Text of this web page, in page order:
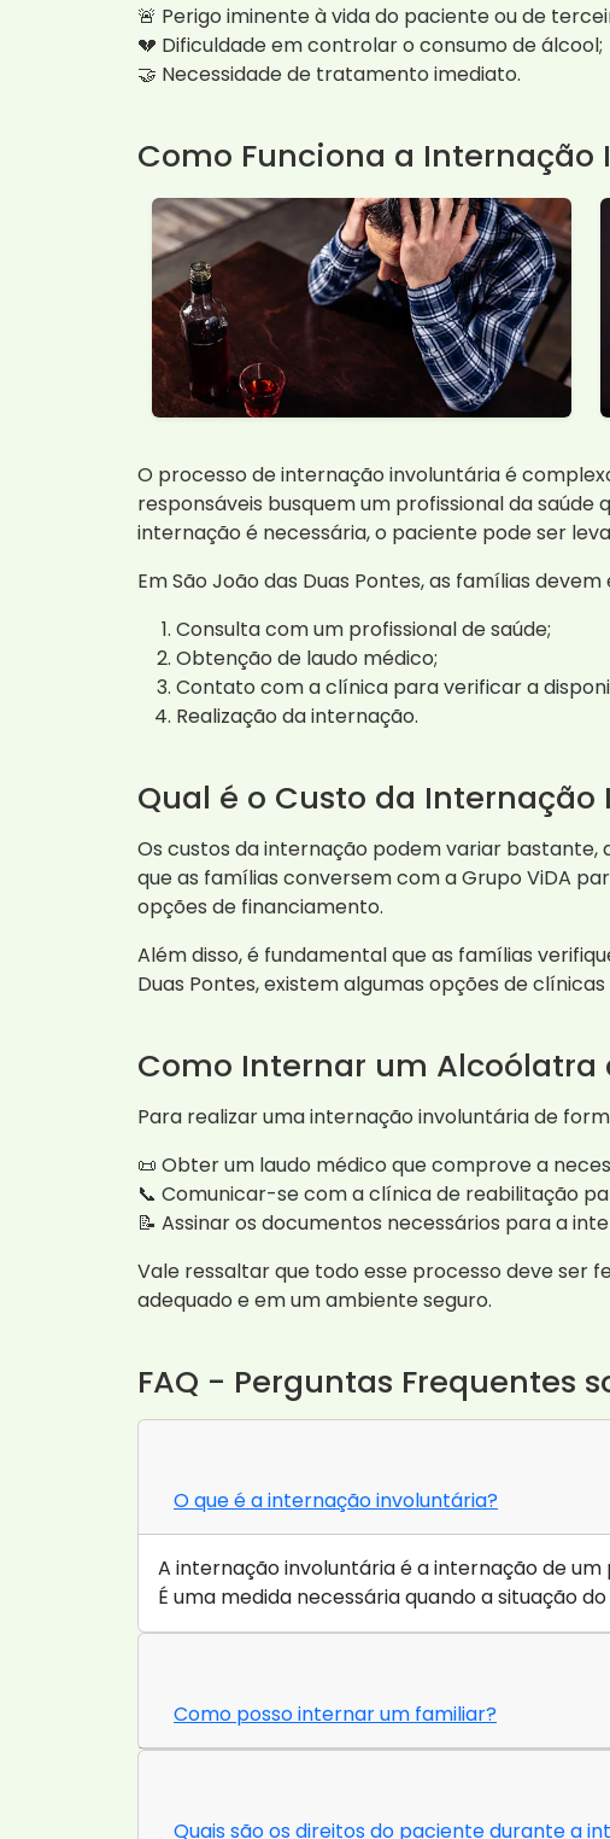
🚨 Perigo iminente à vida do paciente ou de
💔 Dificuldade em controlar o consumo de álcool;
🤝 Necessidade de tratamento imediato.
Como Funciona a Internação
O processo de internação involuntária é
responsáveis busquem um profissional da saúde
internação é necessária, o paciente pode ser
Em São João das Duas Pontes, as famílias
Consulta com um profissional de saúde;
Obtenção de laudo médico;
Contato com a clínica para verificar a
Realização da internação.
Qual é o Custo da
Os custos da internação podem variar
que as famílias conversem com a Grupo ViDA
opções de financiamento.
Além disso, é fundamental que as famílias
Duas Pontes, existem algumas opções de
Como Internar um Alcoólatra
Para realizar uma internação involuntária de
📜 Obter um laudo médico que comprove a
📞 Comunicar-se com a clínica de reabilitação
📝 Assinar os documentos necessários para a
Vale ressaltar que todo esse processo deve ser
adequado e em um ambiente seguro.
FAQ - Perguntas Frequentes
O que é a internação involuntária?
A internação involuntária é a internação de
É uma medida necessária quando a situação
Como posso internar um familiar?
Quais são os direitos do paciente durante a